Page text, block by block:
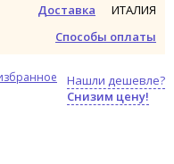
Доставка
Способы оплаты
ИТАЛИЯ
Нашли дешевле?
Снизим цену!